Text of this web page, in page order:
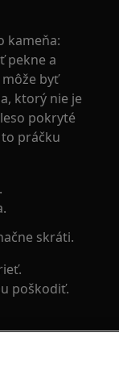
kameňa:
pekne a
byť
ktorý nie je
pokryté
práčku
skráti.
poškodiť.
väčšia